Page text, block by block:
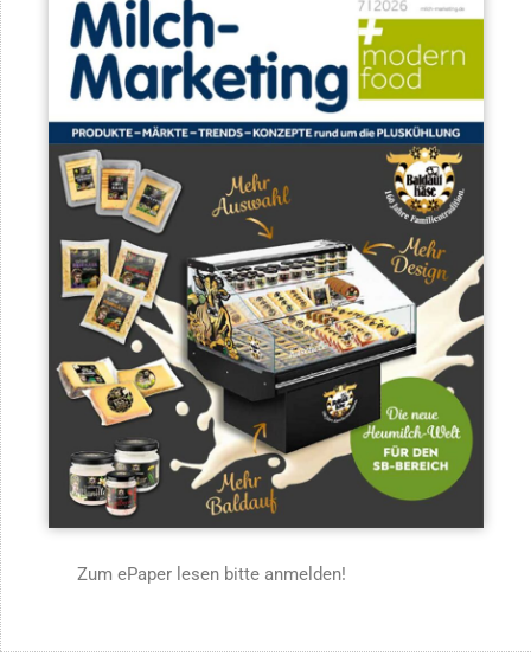
Zum ePaper lesen bitte anmelden!